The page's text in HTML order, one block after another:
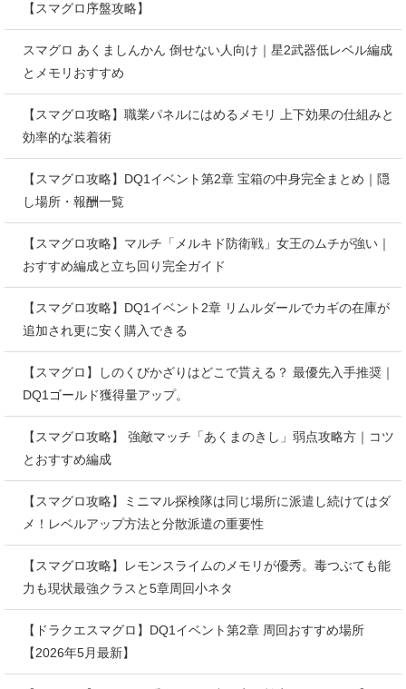
【スマグロ序盤攻略】
スマグロ あくましんかん 倒せない人向け｜星2武器低レベル編成
とメモリおすすめ
【スマグロ攻略】職業パネルにはめるメモリ 上下効果の仕組みと
効率的な装着術
【スマグロ攻略】DQ1イベント第2章 宝箱の中身完全まとめ｜隠
し場所・報酬一覧
【スマグロ攻略】マルチ「メルキド防衛戦」女王のムチが強い｜
おすすめ編成と立ち回り完全ガイド
【スマグロ攻略】DQ1イベント2章 リムルダールでカギの在庫が
追加され更に安く購入できる
【スマグロ】しのくびかざりはどこで貰える？ 最優先入手推奨｜
DQ1ゴールド獲得量アップ。
【スマグロ攻略】 強敵マッチ「あくまのきし」弱点攻略方｜コツ
とおすすめ編成
【スマグロ攻略】ミニマル探検隊は同じ場所に派遣し続けてはダ
メ！レベルアップ方法と分散派遣の重要性
【スマグロ攻略】レモンスライムのメモリが優秀。毒つぶても能
力も現状最強クラスと5章周回小ネタ
【ドラクエスマグロ】DQ1イベント第2章 周回おすすめ場所
【2026年5月最新】